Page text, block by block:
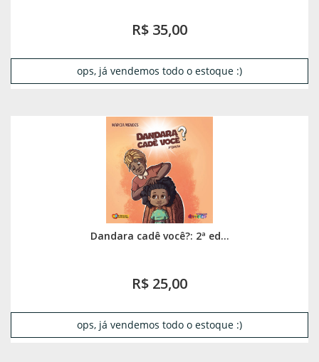
R$ 35,00
ops, já vendemos todo o estoque :)
Dandara cadê você?: 2ª ed...
R$ 25,00
ops, já vendemos todo o estoque :)